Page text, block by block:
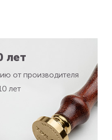
лет
от производителя
лет